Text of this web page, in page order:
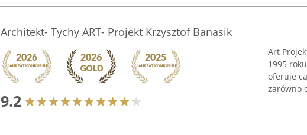
Architekt- Tychy ART- Projekt Krzysztof Banasik
9.2
Art
1995
oferuje
zarówno